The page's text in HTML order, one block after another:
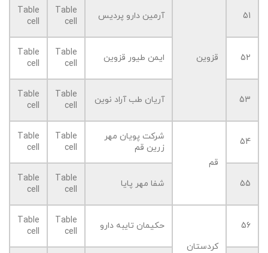
51
قزوین
آرمین دارو پردیس
Table
cell
Table
cell
52 ایمن طیور قزوین
Table
cell
Table
cell
53 آریان طب آراد نوین
Table
cell
Table
cell
54
قم
شرکت پویان مهر
زرین قم
Table
cell
Table
cell
55 شفا مهر پایا
Table
cell
Table
cell
56
کردستان
حکیمان تایبه دارو
Table
cell
Table
cell